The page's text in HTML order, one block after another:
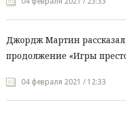
Джордж Мартин
продолжение «Игры
04 февраля 2021 / 12:33